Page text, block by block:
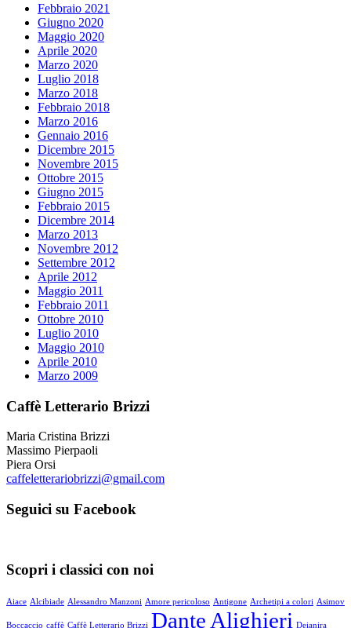
Febbraio 2021
Giugno 2020
Maggio 2020
Aprile 2020
Marzo 2020
Luglio 2018
Marzo 2018
Febbraio 2018
Marzo 2016
Gennaio 2016
Dicembre 2015
Novembre 2015
Ottobre 2015
Giugno 2015
Febbraio 2015
Dicembre 2014
Marzo 2013
Novembre 2012
Settembre 2012
Aprile 2012
Maggio 2011
Febbraio 2011
Ottobre 2010
Luglio 2010
Maggio 2010
Aprile 2010
Marzo 2009
Caffè Letterario Brizzi
Maria Cristina Brizzi
Massimo Pierpaoli
Piera Orsi
caffeletterariobrizzi@gmail.com
Seguici su Facebook
Scopri i classici con noi
Aiace Alcibiade Alessandro Manzoni Amore pericoloso Antigone Archetipi a colori Asimov
Boccaccio caffè Caffè Letterario Brizzi Dante Alighieri Deianira